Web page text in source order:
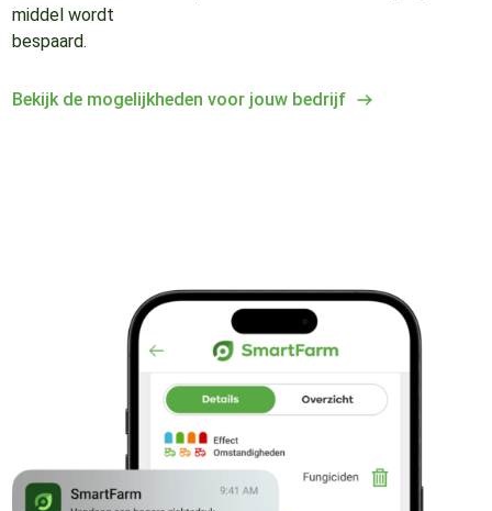
middel wordt
bespaard.
Bekijk de mogelijkheden voor jouw bedrijf